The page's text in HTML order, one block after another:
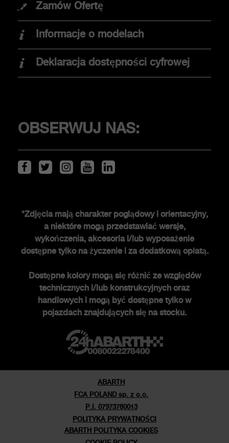
Promocje
Znajdź dealera
Jazda testowa
Serwis i akcesoria
Historia FCA heritage
Historia
Nowości
Newsletter
Zamów Ofertę
Informacje o modelach
Deklaracja dostępności cyfrowej
OBSERWUJ NAS:
*Zdjęcia mają charakter poglądowy i orientacyjny,
a niektóre mogą przedstawiać wersje,
wykończenia, akcesoria i/lub wyposażenie
dostępne tylko na życzenie i za dodatkową opłatą.
Dostępne kolory mogą się różnić ze względów
technicznych i/lub konstrukcyjnych oraz
handlowych i mogą być dostępne tylko w
pojazdach znajdujących się na stocku.
ABARTH
FCA POLAND sp. z o.o.
P.I. 07973780013
POLITYKA PRYWATNOŚCI
ABARTH POLITYKA COOKIES